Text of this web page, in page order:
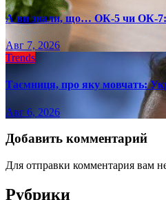
А ви знали, що… ОК-5 чи ОК-7:
Авг 7, 2026
Trends
Таємниця, про яку мовчать:
Авг 6, 2026
Добавить комментарий
Для отправки комментария вам
Рубрики